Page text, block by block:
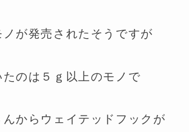
ノが発売されたそうですが
のは５ｇ以上のモノで
んからウェイテッドフックが